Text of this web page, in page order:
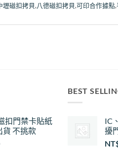
壢磁扣拷貝,八德磁扣拷貝,可印合作據點,
扣門禁卡貼紙
貨 不挑款
BEST
IC
擾